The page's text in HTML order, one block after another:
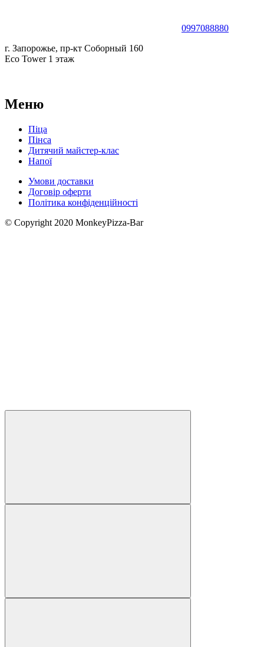
0997088880
г. Запорожье, пр-кт Соборный 160
Eco Tower 1 этаж
Меню
Піца
Пінса
Дитячий майстер-клас
Напої
Умови доставки
Договір оферти
Політика конфіденційності
© Copyright 2020 MonkeyPizza-Bar